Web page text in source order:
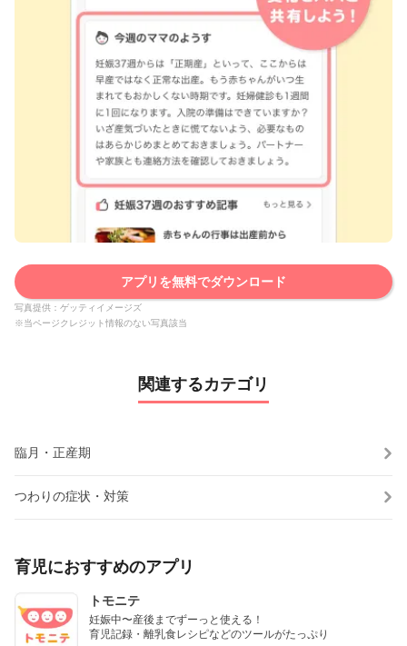
アプリを無料でダウンロード
写真提供：ゲッティイメージズ
※当ページクレジット情報のない写真該当
関連するカテゴリ
臨月・正産期
つわりの症状・対策
育児におすすめのアプリ
トモニテ
妊娠中〜産後までずーっと使える！
育児記録・離乳食レシピなどのツールがたっぷり